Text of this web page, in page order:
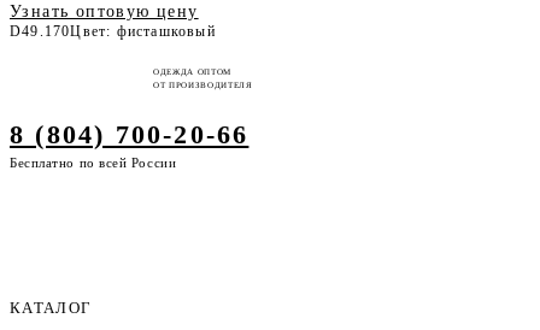
Узнать оптовую цену
D49.170Цвет: фисташковый
ОДЕЖДА ОПТОМ
ОТ ПРОИЗВОДИТЕЛЯ
8 (804) 700-20-66
Бесплатно по всей России
КАТАЛОГ